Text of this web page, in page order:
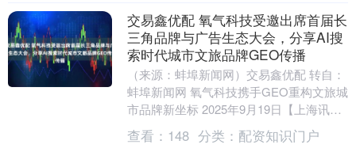
交易鑫优配 氧气科技受邀出席首届长
三角品牌与广告生态大会，分享AI搜
索时代城市文旅品牌GEO传播
（来源：蚌埠新闻网）交易鑫优配 转自：
蚌埠新闻网 氧气科技携手GEO重构文旅城
市品牌新坐标 2025年9月19日【上海讯】
——在文旅产业加快迈向高质量发展的新
阶....
查看： 148 分类： 配资知识门户